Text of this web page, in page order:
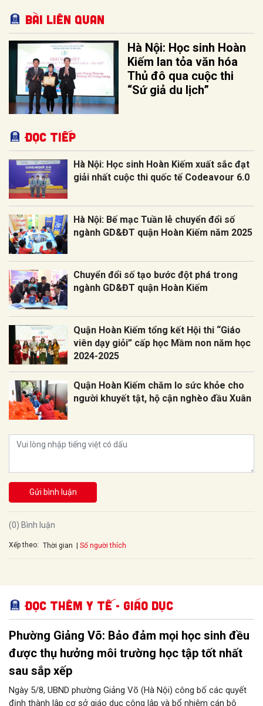
Bài liên quan
Hà Nội: Học sinh Hoàn
Kiếm lan tỏa văn hóa
Thủ đô qua cuộc thi
“Sứ giả du lịch”
Đọc tiếp
Hà Nội: Học sinh Hoàn Kiếm xuất sắc đạt
giải nhất cuộc thi quốc tế Codeavour 6.0
Hà Nội: Bế mạc Tuần lễ chuyển đổi số
ngành GD&ĐT quận Hoàn Kiếm năm 2025
Chuyển đổi số tạo bước đột phá trong
ngành GD&ĐT quận Hoàn Kiếm
Quận Hoàn Kiếm tổng kết Hội thi “Giáo
viên dạy giỏi” cấp học Mầm non năm học
2024-2025
Quận Hoàn Kiếm chăm lo sức khỏe cho
người khuyết tật, hộ cận nghèo đầu Xuân
Gửi bình luận
(0) Bình luận
Xếp theo: Thời gian Số người thích
Đọc thêm Y tế - Giáo dục
Phường Giảng Võ: Bảo đảm mọi học sinh đều
được thụ hưởng môi trường học tập tốt nhất
sau sắp xếp
Ngày 5/8, UBND phường Giảng Võ (Hà Nội) công bố các quyết
định thành lập cơ sở giáo dục công lập và bổ nhiệm cán bộ